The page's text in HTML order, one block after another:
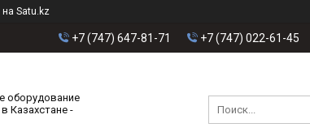
на Satu.kz
+7 (747) 647-81-71 +7 (747) 022-61-45
оборудование
Казахстане -